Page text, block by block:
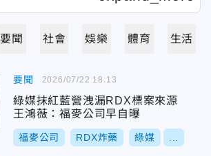
要聞 社會 娛樂 體育 生活
要聞
綠媒抹紅藍營洩漏RDX標案來源
王鴻薇：福麥公司早自曝
福麥公司 RDX炸藥 綠媒
2026/07/22 18:13